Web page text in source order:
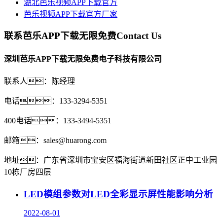
湖北芭乐视频APP下载官方
芭乐视频APP下载官方厂家
联系芭乐APP下载无限免费Contact Us
深圳芭乐APP下载无限免费电子科技有限公司
联系人：陈经理
电话：133-3294-5351
400电话：133-3494-5351
邮箱：sales@huarong.com
地址：广东省深圳市宝安区福海街道新田社区正中工业园
10栋厂房四层
LED模组参数对LED全彩显示屏性能影响分析
2022-08-01